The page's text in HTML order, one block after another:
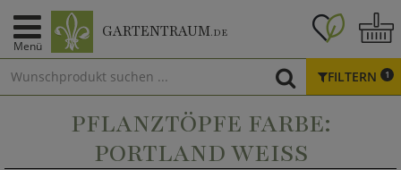
Menü
GARTENTRAUM.DE
FILTERN 1
PFLANZTÖPFE FARBE:
PORTLAND WEISS